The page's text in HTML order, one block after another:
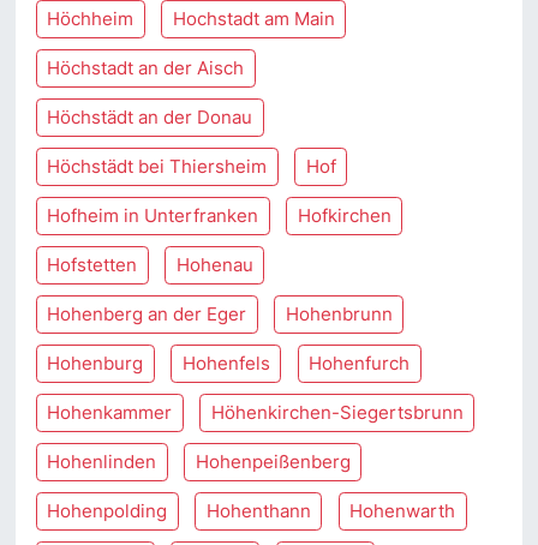
Höchheim Hochstadt am Main
Höchstadt an der Aisch
Höchstädt an der Donau
Höchstädt bei Thiersheim Hof
Hofheim in Unterfranken Hofkirchen
Hofstetten Hohenau
Hohenberg an der Eger Hohenbrunn
Hohenburg Hohenfels Hohenfurch
Hohenkammer Höhenkirchen-Siegertsbrunn
Hohenlinden Hohenpeißenberg
Hohenpolding Hohenthann Hohenwarth